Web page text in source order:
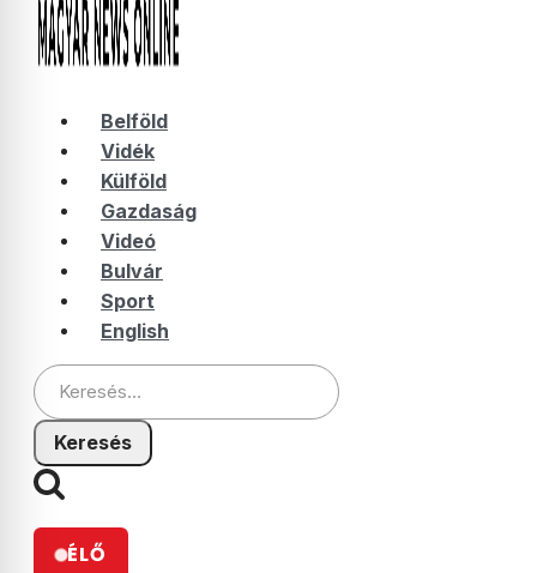
Belföld
Vidék
Külföld
Gazdaság
Videó
Bulvár
Sport
English
Keresés:
ÉLŐ